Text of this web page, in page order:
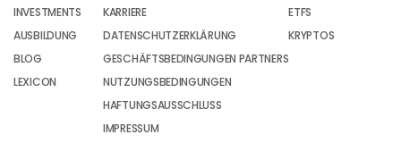
INVESTMENTS
AUSBILDUNG
BLOG
LEXICON
KARRIERE
DATENSCHUTZERKLÄRUNG
GESCHÄFTSBEDINGUNGEN PARTNERS
NUTZUNGSBEDINGUNGEN
HAFTUNGSAUSSCHLUSS
IMPRESSUM
ETFS
KRYPTOS